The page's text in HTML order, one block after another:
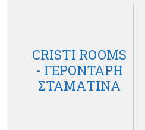
CRISTI ROOMS
- ΓΕΡΟΝΤΑΡΗ
ΣΤΑΜΑΤΙΝΑ